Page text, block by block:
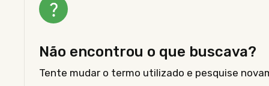
Não encontrou o que buscava?
Tente mudar o termo utilizado e pesquise